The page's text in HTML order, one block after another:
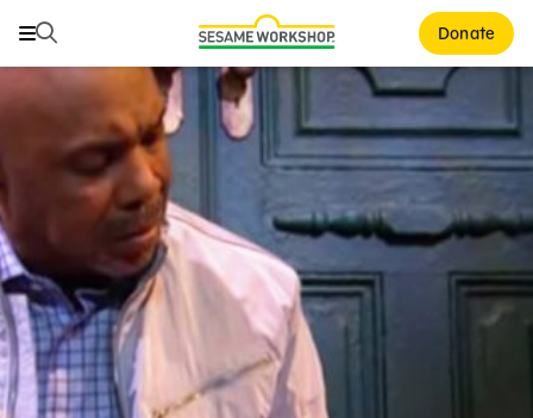
Buscar Donate
Buscar
Family Resources
ABCs and 123s
Healthy Minds and Bodies
Tough Topics
Courses and Webinars
Games and Storybooks
Our Work